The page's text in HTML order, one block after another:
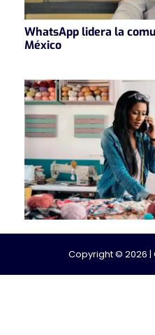
WhatsApp lidera la
México